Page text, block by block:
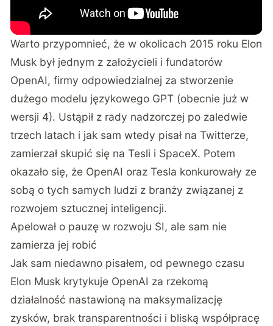
Warto przypomnieć, że w okolicach 2015 roku Elon
Musk był jednym z założycieli i fundatorów
OpenAI, firmy odpowiedzialnej za stworzenie
dużego modelu językowego GPT (obecnie już w
wersji 4). Ustąpił z rady nadzorczej po zaledwie
trzech latach i jak sam wtedy pisał na Twitterze,
zamierzał skupić się na Tesli i SpaceX. Potem
okazało się, że OpenAI oraz Tesla konkurowały ze
sobą o tych samych ludzi z branży związanej z
rozwojem sztucznej inteligencji.
Apelował o pauzę w rozwoju SI, ale sam nie
zamierza jej robić
Jak sam niedawno pisałem, od pewnego czasu
Elon Musk krytykuje OpenAI za rzekomą
działalność nastawioną na maksymalizację
zysków, brak transparentności i bliską współpracę